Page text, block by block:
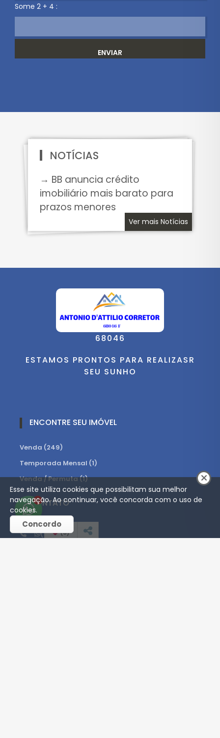
Some 2 + 4 :
ENVIAR
NOTÍCIAS
→ BB anuncia crédito
imobiliário mais barato para
prazos menores
Ver mais Notícias
68046
ESTAMOS PRONTOS PARA REALIZASR
SEU SUNHO
ENCONTRE SEU IMÓVEL
Venda (249)
Temporada Mensal (1)
Venda / Permuta (1)
CONTATO
(11) 98437-2806
1
(0)
Esse site utiliza cookies que possibilitam sua melhor
navegação. Ao continuar, você concorda com o uso de
cookies.
Concordo